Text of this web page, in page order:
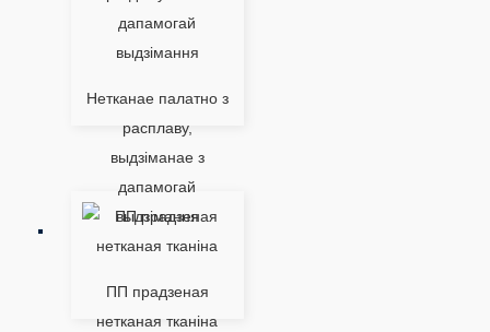
Нетканае палатно з
расплаву,
выдзіманае з
дапамогай
выдзімання
ПП прадзеная
нетканая тканіна